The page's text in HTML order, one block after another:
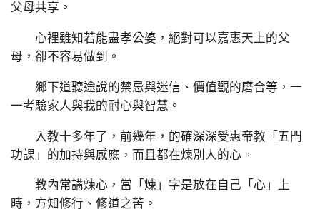
父母共享。
心裡雖知若能盡孝公婆，絕對可以嘉惠天上的父
母，卻不容易做到。
鄉下道聽途說的禁忌與迷信、價值觀的磨合等，一
一考驗家人與我的耐心與智慧。
入教十多年了，前幾年，的確深深受惠帝教「五門
功課」的加持與感應，而且都在煉別人的心。
教內常講煉心，當「煉」字是放在自己「心」上
時，方知修行、修道之苦。